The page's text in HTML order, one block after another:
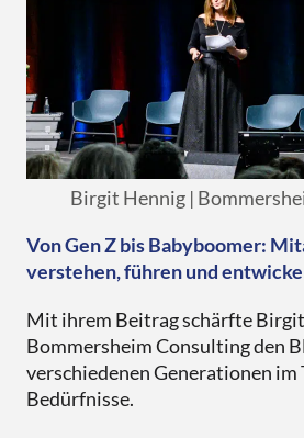
Birgit Hennig |
Von Gen Z bis Babyboomer:
verstehen, führen und
Mit ihrem Beitrag schärfte
Bommersheim Consulting den
verschiedenen Generationen im
Bedürfnisse.